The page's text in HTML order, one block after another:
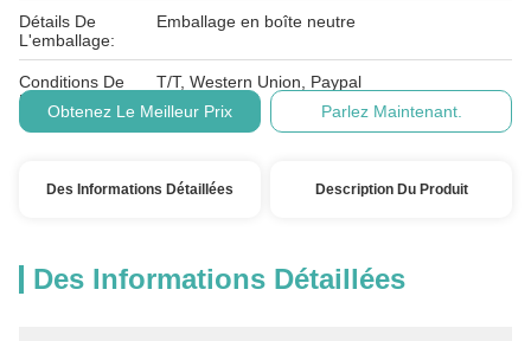
Détails De
L'emballage:
Emballage en boîte neutre
Conditions De
Paiement:
T/T, Western Union, Paypal
Obtenez Le Meilleur Prix
Parlez Maintenant.
Des Informations Détaillées Description Du Produit
Des Informations Détaillées